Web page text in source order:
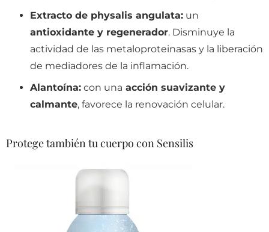
Extracto de physalis angulata: un
antioxidante y regenerador. Disminuye la
actividad de las metaloproteinasas y la liberación
de mediadores de la inflamación.
Alantoína: con una acción suavizante y
calmante, favorece la renovación celular.
Protege también tu cuerpo con Sensilis